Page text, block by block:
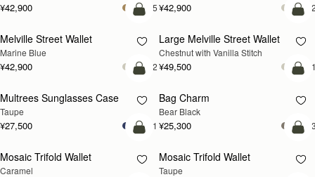
¥42,900 +5¥42,900
カートに追加
Melville Street Wallet
Marine Blue
¥42,900 +2
カ
Large Melville Street Wallet
Chestnut with Vanilla Stitch
¥49,500
カートに追加
Multrees Sunglasses Case
Taupe
¥27,500 +1
カ
Bag Charm
Bear Black
¥25,300
カートに追加
Mosaic Trifold Wallet
Caramel
カ
Mosaic Trifold Wallet
Taupe